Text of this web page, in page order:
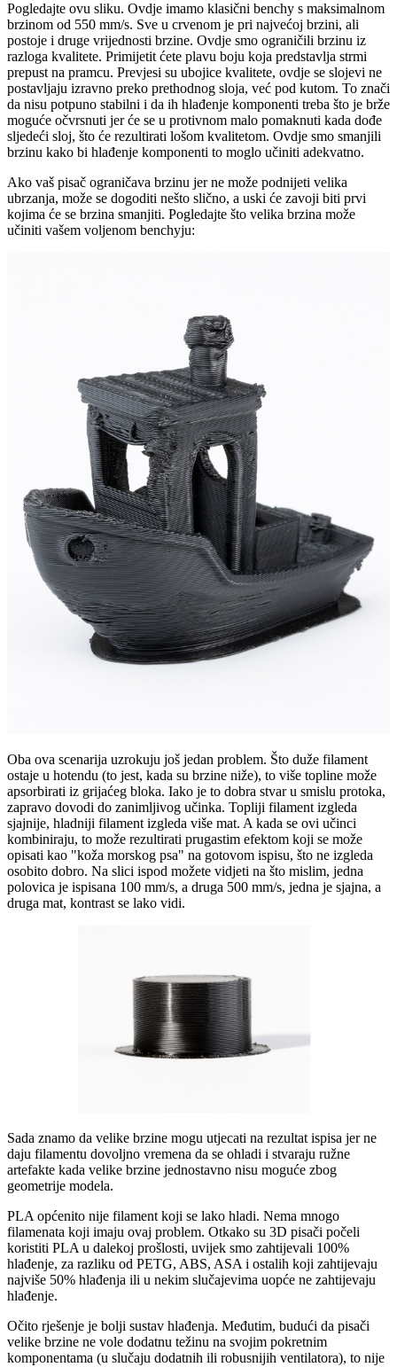
Pogledajte ovu sliku. Ovdje imamo klasični benchy s maksimalnom
brzinom od 550 mm/s. Sve u crvenom je pri najvećoj brzini, ali
postoje i druge vrijednosti brzine. Ovdje smo ograničili brzinu iz
razloga kvalitete. Primijetit ćete plavu boju koja predstavlja strmi
prepust na pramcu. Prevjesi su ubojice kvalitete, ovdje se slojevi ne
postavljaju izravno preko prethodnog sloja, već pod kutom. To znači
da nisu potpuno stabilni i da ih hlađenje komponenti treba što je brže
moguće očvrsnuti jer će se u protivnom malo pomaknuti kada dođe
sljedeći sloj, što će rezultirati lošom kvalitetom. Ovdje smo smanjili
brzinu kako bi hlađenje komponenti to moglo učiniti adekvatno.
Ako vaš pisač ograničava brzinu jer ne može podnijeti velika
ubrzanja, može se dogoditi nešto slično, a uski će zavoji biti prvi
kojima će se brzina smanjiti. Pogledajte što velika brzina može
učiniti vašem voljenom benchyju:
Oba ova scenarija uzrokuju još jedan problem. Što duže filament
ostaje u hotendu (to jest, kada su brzine niže), to više topline može
apsorbirati iz grijaćeg bloka. Iako je to dobra stvar u smislu protoka,
zapravo dovodi do zanimljivog učinka. Topliji filament izgleda
sjajnije, hladniji filament izgleda više mat. A kada se ovi učinci
kombiniraju, to može rezultirati prugastim efektom koji se može
opisati kao "koža morskog psa" na gotovom ispisu, što ne izgleda
osobito dobro. Na slici ispod možete vidjeti na što mislim, jedna
polovica je ispisana 100 mm/s, a druga 500 mm/s, jedna je sjajna, a
druga mat, kontrast se lako vidi.
Sada znamo da velike brzine mogu utjecati na rezultat ispisa jer ne
daju filamentu dovoljno vremena da se ohladi i stvaraju ružne
artefakte kada velike brzine jednostavno nisu moguće zbog
geometrije modela.
PLA općenito nije filament koji se lako hladi. Nema mnogo
filamenata koji imaju ovaj problem. Otkako su 3D pisači počeli
koristiti PLA u dalekoj prošlosti, uvijek smo zahtijevali 100%
hlađenje, za razliku od PETG, ABS, ASA i ostalih koji zahtijevaju
najviše 50% hlađenja ili u nekim slučajevima uopće ne zahtijevaju
hlađenje.
Očito rješenje je bolji sustav hlađenja. Međutim, budući da pisači
velike brzine ne vole dodatnu težinu na svojim pokretnim
komponentama (u slučaju dodatnih ili robusnijih ventilatora), to nije